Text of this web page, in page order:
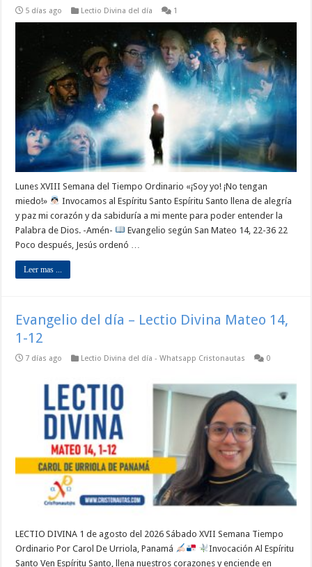
5 días ago Lectio Divina del día 1
Lunes XVIII Semana del Tiempo Ordinario «¡Soy yo! ¡No tengan
miedo!»
Invocamos al Espíritu Santo Espíritu Santo llena de alegría
y paz mi corazón y da sabiduría a mi mente para poder entender la
Palabra de Dios. -Amén-
Evangelio según San Mateo 14, 22-36 22
Poco después, Jesús ordenó …
Leer mas ...
Evangelio del día – Lectio Divina Mateo 14,
1-12
7 días ago Lectio Divina del día - Whatsapp Cristonautas 0
LECTIO DIVINA 1 de agosto del 2026 Sábado XVII Semana Tiempo
Ordinario Por Carol De Urriola, Panamá
Invocación Al Espíritu
Santo Ven Espíritu Santo, llena nuestros corazones y enciende en